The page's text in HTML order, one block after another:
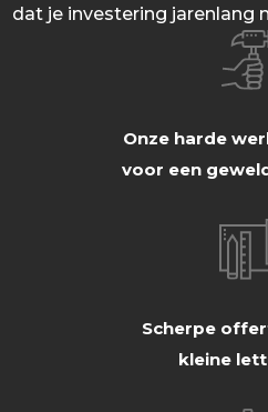
dat je investering jarenlang
Onze harde
voor een
Scherpe
kleine